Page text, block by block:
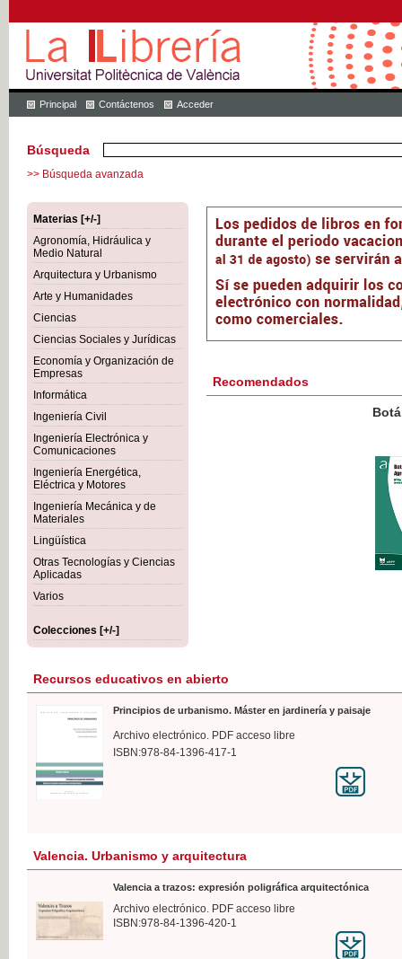
Principal Contáctenos Acceder
Búsqueda
>> Búsqueda avanzada
Materias [+/-]
Agronomía, Hidráulica y
Medio Natural
Arquitectura y Urbanismo
Arte y Humanidades
Ciencias
Ciencias Sociales y Jurídicas
Economía y Organización de
Empresas
Informática
Ingeniería Civil
Ingeniería Electrónica y
Comunicaciones
Ingeniería Energética,
Eléctrica y Motores
Ingeniería Mecánica y de
Materiales
Lingüística
Otras Tecnologías y Ciencias
Aplicadas
Varios
Colecciones [+/-]
Recomendados
IVA
Recursos educativos en abierto
Principios de urbanismo. Máster en jardinería y paisaje
Archivo electrónico. PDF acceso libre
ISBN:978-84-1396-417-1
Valencia. Urbanismo y arquitectura
Valencia a trazos: expresión poligráfica arquitectónica
Archivo electrónico. PDF acceso libre
ISBN:978-84-1396-420-1